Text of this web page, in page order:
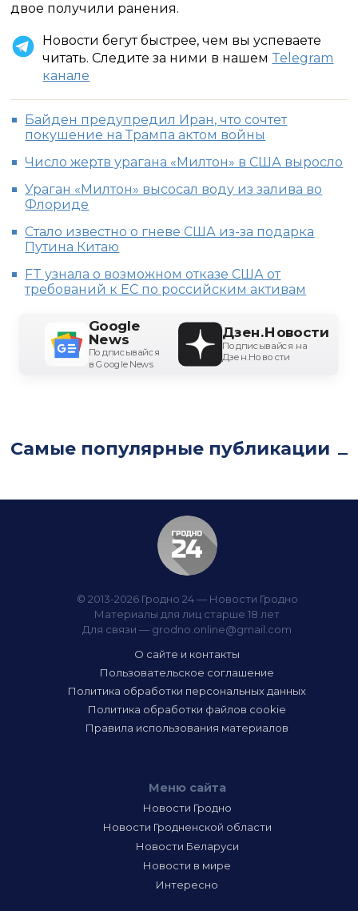
двое получили ранения.
Новости бегут быстрее, чем вы успеваете
читать. Следите за ними в нашем Telegram
канале
Байден предупредил Иран, что сочтет
покушение на Трампа актом войны
Число жертв урагана «Милтон» в США выросло
Ураган «Милтон» высосал воду из залива во
Флориде
Стало известно о гневе США из-за подарка
Путина Китаю
FT узнала о возможном отказе США от
требований к ЕС по российским активам
Google
News
Подписывайся
в Google News
Дзен.Новости
Подписывайся на
Дзен.Новости
Самые популярные публикации
© 2013-2026 Гродно 24 — Новости Гродно
Материалы для лиц старше 18 лет
Для связи — grodno.online@gmail.com
О сайте и контакты
Пользовательское соглашение
Политика обработки персональных данных
Политика обработки файлов cookie
Правила использования материалов
Меню сайта
Новости Гродно
Новости Гродненской области
Новости Беларуси
Новости в мире
Интересно